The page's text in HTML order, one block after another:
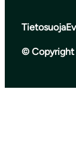
Tietosuoja
© Copyright